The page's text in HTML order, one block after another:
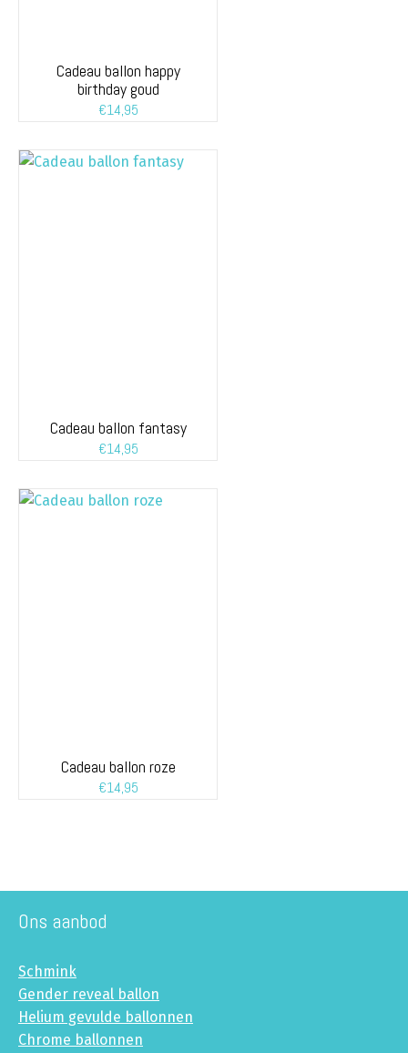
Cadeau ballon happy
birthday goud
€14,95
Cadeau ballon fantasy
€14,95
Cadeau ballon roze
€14,95
Ons aanbod
Schmink
Gender reveal ballon
Helium gevulde ballonnen
Chrome ballonnen